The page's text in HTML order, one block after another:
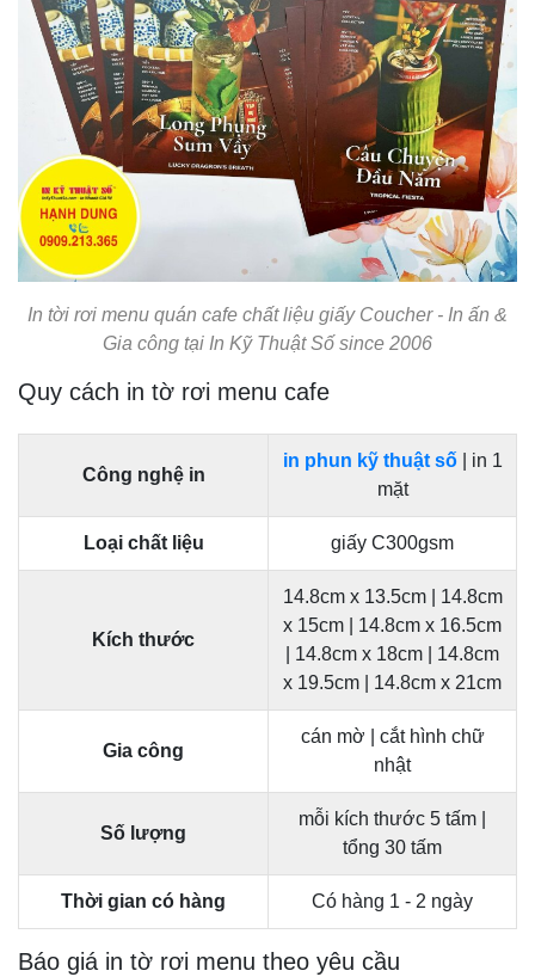
In tời rơi menu quán cafe chất liệu giấy Coucher - In ấn &
Gia công tại In Kỹ Thuật Số since 2006
Quy cách in tờ rơi menu cafe
Công nghệ in
in phun kỹ thuật số| in 1
mặt
Loại chất liệu giấy C300gsm
Kích thước
14.8cm x 13.5cm | 14.8cm
x 15cm | 14.8cm x 16.5cm
| 14.8cm x 18cm | 14.8cm
x 19.5cm | 14.8cm x 21cm
Gia công
cán mờ | cắt hình chữ
nhật
Số lượng
mỗi kích thước 5 tấm |
tổng 30 tấm
Thời gian có hàng Có hàng 1 - 2 ngày
Báo giá in tờ rơi menu theo yêu cầu